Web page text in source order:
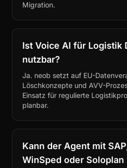
Migration.
Ist Voice AI für Logistik
nutzbar?
Ja. neob setzt auf EU-
Löschkonzepte und AVV-
Einsatz für regulierte
planbar.
Kann der Agent mit
WinSped oder